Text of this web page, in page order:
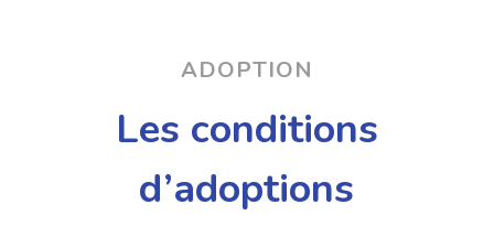
ADOPTION
Les conditions
d’adoptions